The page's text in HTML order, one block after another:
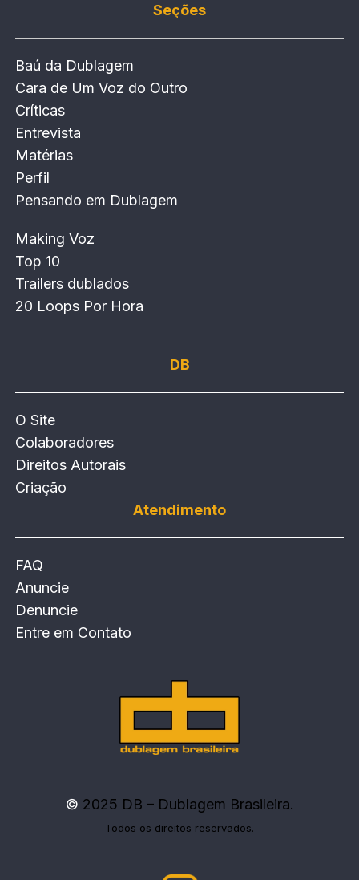
Seções
Baú da Dublagem
Cara de Um Voz do Outro
Críticas
Entrevista
Matérias
Perfil
Pensando em Dublagem
Making Voz
Top 10
Trailers dublados
20 Loops Por Hora
DB
O Site
Colaboradores
Direitos Autorais
Criação
Atendimento
FAQ
Anuncie
Denuncie
Entre em Contato
© 2025 DB – Dublagem Brasileira.
Todos os direitos reservados.